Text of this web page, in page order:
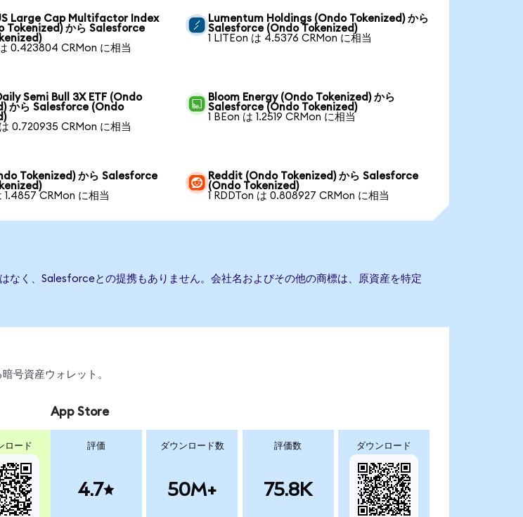
Large Cap Multifactor Index
Tokenized) から Salesforce
0.423804 CRMon に相当
Lumentum Holdings (Ondo Tokenized) から
Salesforce (Ondo Tokenized)
1 LITEon は 4.5376 CRMon に相当
Semi Bull 3X ETF (Ondo
から Salesforce (Ondo
0.720935 CRMon に相当
Bloom Energy (Ondo Tokenized) から
Salesforce (Ondo Tokenized)
1 BEon は 1.2519 CRMon に相当
Tokenized) から Salesforce
1.4857 CRMon に相当
Reddit (Ondo Tokenized) から Salesforce
(Ondo Tokenized)
1 RDDTon は 0.808927 CRMon に相当
なく、Salesforceとの提携もありません。会社名およびその他の商標は、原資産を特定
号資産ウォレット。
ロード
App Store
評価
4.7
ダウンロード数
50M+
評価数
75.8K
ダウンロード